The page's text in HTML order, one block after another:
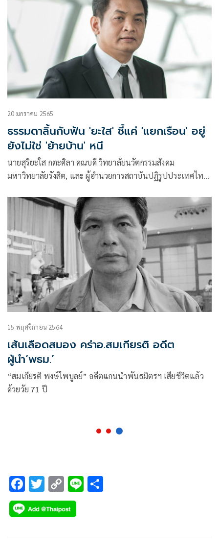
20 มกราคม 2565
ธรรมดาลิ้นกับฟัน 'ยะใส' ชี้แค่ 'แยกเรือน' อยู่
ยังไม่ใช่ 'ย้ายบ้าน' หนี
นายสุริยะใส กตะศิลา คณบดี วิทยาลัยนวัตกรรมสังคม
มหาวิทยาลัยรังสิต, และ ผู้อำนวยการสถาบันปฏิรูปประเทศไทย
15 พฤศจิกายน 2564
เส้นเลือดสมอง คร่าอ.สมเกียรติ อดีต
ผู้นำ‘พธม.’
“สมเกียรติ พงษ์ไพบูลย์” อดีตแกนนำพันธมิตรฯ เสียชีวิตแล้ว
ด้วยวัย 71 ปี
F
ac
e
T
wi
tt
C
o
p
Li